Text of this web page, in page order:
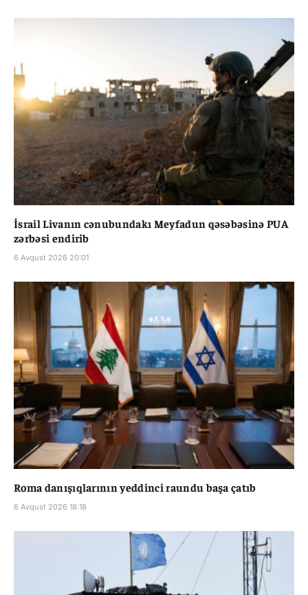
İsrail Livanın cənubundakı Meyfadun qəsəbəsinə PUA
zərbəsi endirib
6 Avqust 2026 20:01
Roma danışıqlarının yeddinci raundu başa çatıb
6 Avqust 2026 18:18